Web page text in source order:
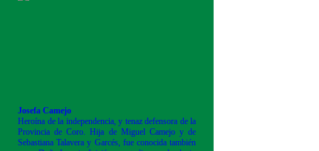
Josefa Camejo
Heroína de la independencia, y tenaz defensora de la
Provincia de Coro. Hija de Miguel Camejo y de
Sebastiana Talavera y Garcés, fue conocida también